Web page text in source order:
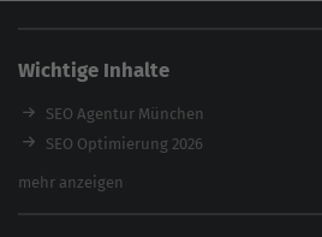
Wichtige Inhalte
SEO Agentur München
SEO Optimierung 2026
Backlink-Audit 2026
mehr anzeigen